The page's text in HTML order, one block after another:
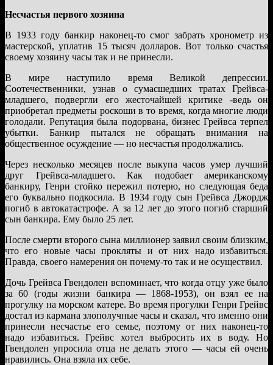
Несчастья первого хозяина
В 1933 году банкир наконец-то смог забрать хронометр из
мастерской, уплатив 15 тысяч долларов. Вот только счастья
своему хозяину часы так и не принесли.
В мире наступило время Великой депрессии.
Соотечественники, узнав о сумасшедших тратах Грейвса-
младшего, подвергли его жесточайшей критике -ведь он
приобретал предметы роскоши в то время, когда многие люди
голодали. Репутация была подорвана, бизнес Грейвса терпел
убытки. Банкир пытался не обращать внимания на
общественное осуждение — но несчастья продолжались.
Через несколько месяцев после выкупа часов умер лучший
друг Грейвса-младшего. Как подобает американскому
банкиру, Генри стойко пережил потерю, но следующая беда
его буквально подкосила. В 1934 году сын Грейвса Джордж
погиб в автокатастрофе. А за 12 лет до этого погиб старший
сын банкира. Ему было 25 лет.
После смерти второго сына миллионер заявил своим близким,
что его новые часы прокляты и от них надо избавиться.
Правда, своего намерения он почему-то так и не осуществил.
Дочь Грейвса Гвендолен вспоминает, что когда отцу уже было
за 60 (годы жизни банкира — 1868-1953), он взял ее на
прогулку на морском катере. Во время прогулки Генри Грейвс
достал из кармана злополучные часы и сказал, что именно они
принесли несчастье его семье, поэтому от них наконец-то
надо избавиться. Грейвс хотел выбросить их в воду. Но
Гвендолен упросила отца не делать этого — часы ей очень
нравились. Она взяла их себе.